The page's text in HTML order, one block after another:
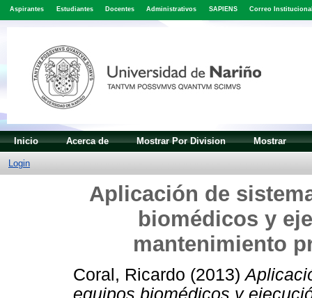
Aspirantes Estudiantes Docentes Administrativos SAPIENS Correo
Inicio Acerca de Mostrar Por Division Mostrar
Login
Aplicación de
biomédicos y
mantenimiento
Coral, Ricardo (2013)